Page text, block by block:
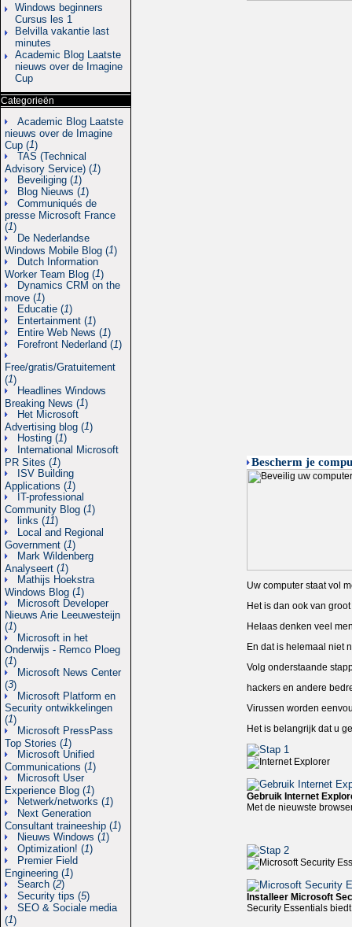
Windows beginners
Cursus les 1
Belvilla vakantie last
minutes
Academic Blog Laatste
nieuws over de Imagine
Cup
Categorieën
Academic Blog Laatste
nieuws over de Imagine
Cup (1)
TAS (Technical
Advisory Service) (1)
Beveiliging (1)
Blog Nieuws (1)
Communiqués de
presse Microsoft France
(1)
De Nederlandse
Windows Mobile Blog (1)
Dutch Information
Worker Team Blog (1)
Dynamics CRM on the
move (1)
Educatie (1)
Entertainment (1)
Entire Web News (1)
Forefront Nederland (1)
Free/gratis/Gratuitement
(1)
Headlines Windows
Breaking News (1)
Het Microsoft
Advertising blog (1)
Hosting (1)
International Microsoft
PR Sites (1)
ISV Building
Applications (1)
IT-professional
Community Blog (1)
links (11)
Local and Regional
Government (1)
Mark Wildenberg
Analyseert (1)
Mathijs Hoekstra
Windows Blog (1)
Microsoft Developer
Nieuws Arie Leeuwesteijn
(1)
Microsoft in het
Onderwijs - Remco Ploeg
(1)
Microsoft News Center
(3)
Microsoft Platform en
Security ontwikkelingen
(1)
Microsoft PressPass
Top Stories (1)
Microsoft Unified
Communications (1)
Microsoft User
Experience Blog (1)
Netwerk/networks (1)
Next Generation
Consultant traineeship (1)
Nieuws Windows (1)
Optimization! (1)
Premier Field
Engineering (1)
Search (2)
Security tips (5)
SEO & Sociale media
(1)
Bescherm je
Uw computer staat vol
Het is dan ook van
Helaas denken veel
En dat is helemaal niet
Volg onderstaande
hackers en andere
Virussen worden
Het is belangrijk dat u
Gebruik Internet
Met de nieuwste
Installeer Microsoft
Security Essentials